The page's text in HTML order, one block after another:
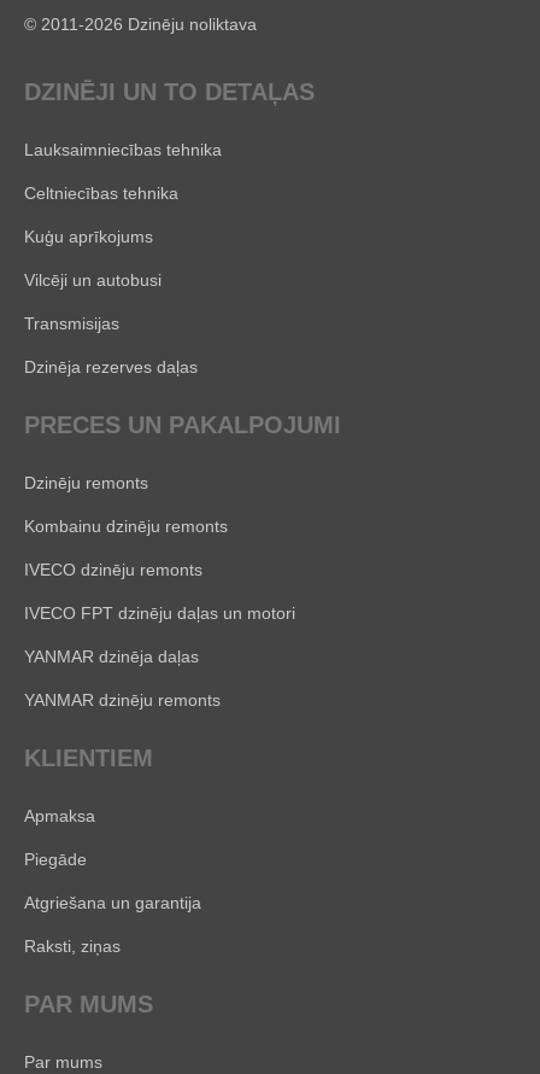
© 2011-2026 Dzinēju noliktava
DZINĒJI UN TO DETAĻAS
Lauksaimniecības tehnika
Celtniecības tehnika
Kuģu aprīkojums
Vilcēji un autobusi
Transmisijas
Dzinēja rezerves daļas
PRECES UN PAKALPOJUMI
Dzinēju remonts
Kombainu dzinēju remonts
IVECO dzinēju remonts
IVECO FPT dzinēju daļas un motori
YANMAR dzinēja daļas
YANMAR dzinēju remonts
KLIENTIEM
Apmaksa
Piegāde
Atgriešana un garantija
Raksti, ziņas
PAR MUMS
Par mums